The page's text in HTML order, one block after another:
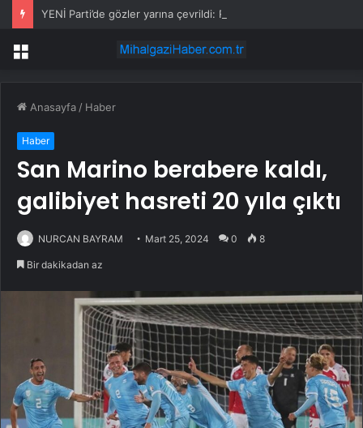
Menü
Anasayfa / Haber
Haber
San Marino berabere kaldı,
galibiyet hasreti 20 yıla çıktı
NURCAN BAYRAM Mart 25, 2024 0 8
Bir dakikadan az